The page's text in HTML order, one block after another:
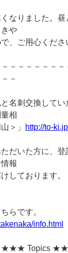
なりました。昼
や
、ご用心くださ
－－－－－－－
－
名刺交換して
相
＞」
http://to-
だいた方に、
報
しております。
らです。
info.html
Topics